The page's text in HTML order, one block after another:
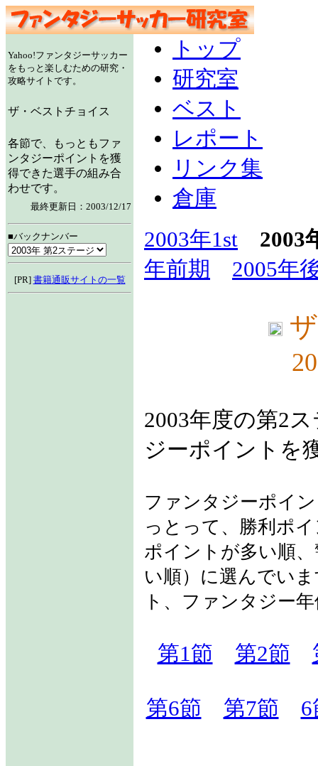
Yahoo!ファンタジーサッカー
をもっと楽しむための研究・
攻略サイトです。
ザ・ベストチョイス
各節で、もっともファ
ンタジーポイントを獲
得できた選手の組み合
わせです。
最終更新日：2003/12/17
■バックナンバー
[PR] 書籍通販サイトの一覧
トップ
研究室
ベスト
レポート
リンク集
倉庫
2003年1st
2003
年前期
2005年
2003年度の第2
ジーポイントを
ファンタジーポイ
っとって、勝利ポ
ポイントが多い順
い順）に選んでい
ト、ファンタジー
第1節 第2節
第6節 第7節 6